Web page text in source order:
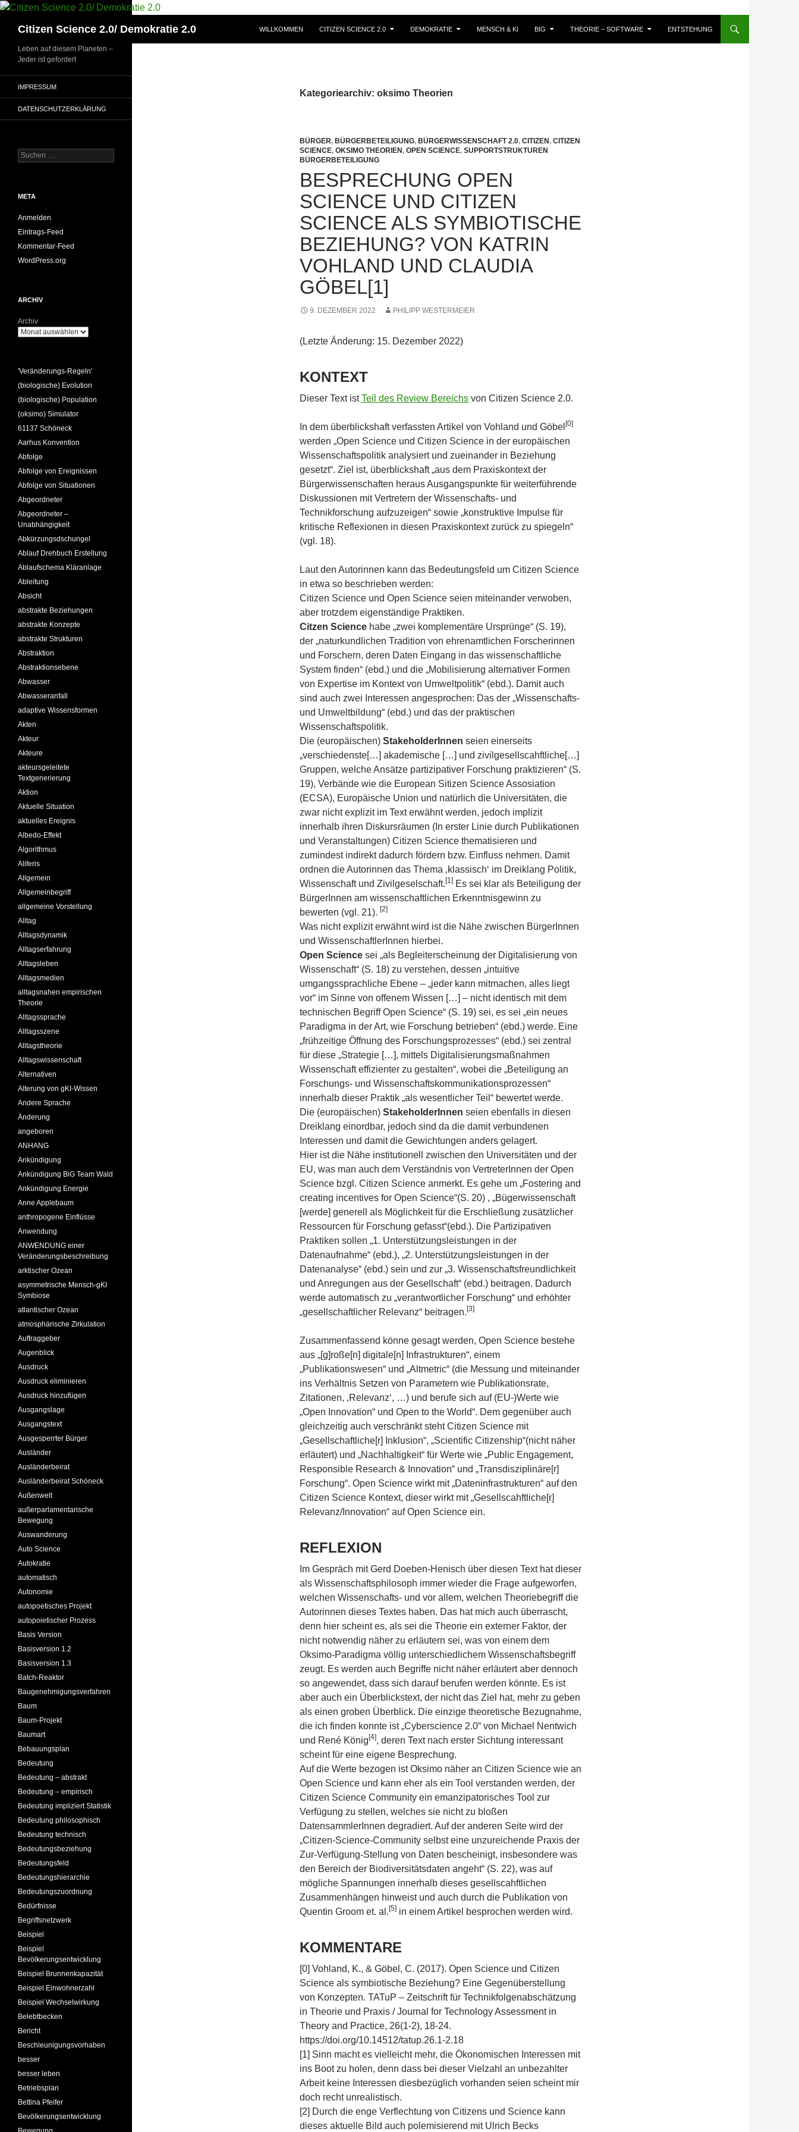
Zum
springenCitizen Science 2.0/ Demokratie 2.0 WILLKOMMEN CITIZEN SCIENCE 2.0 DEMOKRATIE MENSCH & KI BIG THEORIE – SOFTWARE ENTSTEHUNG
Kategoriearchiv: oksimo Theorien
BÜRGER, BÜRGERBETEILIGUNG, BÜRGERWISSENSCHAFT 2.0, CITIZEN, CITIZEN
SCIENCE, OKSIMO THEORIEN, OPEN SCIENCE, SUPPORTSTRUKTUREN
BÜRGERBETEILIGUNG
BESPRECHUNG OPEN
SCIENCE UND CITIZEN
SCIENCE ALS SYMBIOTISCHE
BEZIEHUNG? VON KATRIN
VOHLAND UND CLAUDIA
GÖBEL[1]
9. DEZEMBER 2022 PHILIPP WESTERMEIER
(Letzte Änderung: 15. Dezember 2022)
KONTEXT
Dieser Text istTeil des Review Bereichs von Citizen Science 2.0.
In dem überblickshaft verfassten Artikel von Vohland und Göbel [0]
werden „Open Science und Citizen Science in der europäischen
Wissenschaftspolitik analysiert und zueinander in Beziehung
gesetzt“. Ziel ist, überblickshaft „aus dem Praxiskontext der
Bürgerwissenschaften heraus Ausgangspunkte für weiterführende
Diskussionen mit Vertretern der Wissenschafts- und
Technikforschung aufzuzeigen“ sowie „konstruktive Impulse für
kritische Reflexionen in diesen Praxiskontext zurück zu spiegeln“
(vgl. 18).
Laut den Autorinnen kann das Bedeutungsfeld um Citizen Science
in etwa so beschrieben werden:
Citizen Science und Open Science seien miteinander verwoben,
aber trotzdem eigenständige Praktiken.
Citzen Science habe „zwei komplementäre Ursprünge“ (S. 19),
der „naturkundlichen Tradition von ehrenamtlichen Forscherinnen
und Forschern, deren Daten Eingang in das wissenschaftliche
System finden“ (ebd.) und die „Mobilisierung alternativer Formen
von Expertise im Kontext von Umweltpolitik“ (ebd.). Damit auch
sind auch zwei Interessen angesprochen: Das der „Wissenschafts-
und Umweltbildung“ (ebd.) und das der praktischen
Wissenschaftspolitik.
Die (europäischen) StakeholderInnen seien einerseits
„verschiedenste[…] akademische […] und zivilgesellscahftliche[…]
Gruppen, welche Ansätze partizipativer Forschung praktizieren“ (S.
19), Verbände wie die European Sitizen Science Assosiation
(ECSA), Europäische Union und natürlich die Universitäten, die
zwar nicht explizit im Text erwähnt werden, jedoch implizit
innerhalb ihren Diskursräumen (In erster Linie durch Publikationen
und Veranstaltungen) Citizen Science thematisieren und
zumindest indirekt dadurch fördern bzw. Einfluss nehmen. Damit
ordnen die Autorinnen das Thema ‚klassisch‘ im Dreiklang Politik,
Wissenschaft und Zivilgeselschaft. [1] Es sei klar als Beteiligung der
BürgerInnen am wissenschaftlichen Erkenntnisgewinn zu
bewerten (vgl. 21). [2]
Was nicht explizit erwähnt wird ist die Nähe zwischen BürgerInnen
und WissenschaftlerInnen hierbei.
Open Science sei „als Begleiterscheinung der Digitalisierung von
Wissenschaft“ (S. 18) zu verstehen, dessen „intuitive
umgangssprachliche Ebene – „jeder kann mitmachen, alles liegt
vor“ im Sinne von offenem Wissen […] – nicht identisch mit dem
technischen Begriff Open Science“ (S. 19) sei, es sei „ein neues
Paradigma in der Art, wie Forschung betrieben“ (ebd.) werde. Eine
„frühzeitige Öffnung des Forschungsprozesses“ (ebd.) sei zentral
für diese „Strategie […], mittels Digitalisierungsmaßnahmen
Wissenschaft effizienter zu gestalten“, wobei die „Beteiligung an
Forschungs- und Wissenschaftskommunikationsprozessen“
innerhalb dieser Praktik „als wesentlicher Teil“ bewertet werde.
Die (europäischen) StakeholderInnen seien ebenfalls in diesen
Dreiklang einordbar, jedoch sind da die damit verbundenen
Interessen und damit die Gewichtungen anders gelagert.
Hier ist die Nähe institutionell zwischen den Universitäten und der
EU, was man auch dem Verständnis von VertreterInnen der Open
Science bzgl. Citizen Science anmerkt. Es gehe um „Fostering and
creating incentives for Open Science“(S. 20) , „Bügerwissenschaft
[werde] generell als Möglichkeit für die Erschließung zusätzlicher
Ressourcen für Forschung gefasst“(ebd.). Die Partizipativen
Praktiken sollen „1. Unterstützungsleistungen in der
Datenaufnahme“ (ebd.), „2. Unterstützungsleistungen in der
Datenanalyse“ (ebd.) sein und zur „3. Wissenschaftsfreundlichkeit
und Anregungen aus der Gesellschaft“ (ebd.) beitragen. Dadurch
werde automatisch zu „verantwortlicher Forschung“ und erhöhter
„gesellschaftlicher Relevanz“ beitragen. [3]
Zusammenfassend könne gesagt werden, Open Science bestehe
aus „[g]roße[n] digitale[n] Infrastrukturen“, einem
„Publikationswesen“ und „Altmetric“ (die Messung und miteinander
ins Verhältnis Setzen von Parametern wie Publikationsrate,
Zitationen, ‚Relevanz‘, …) und berufe sich auf (EU-)Werte wie
„Open Innovation“ und Open to the World“. Dem gegenüber auch
gleichzeitig auch verschränkt steht Citizen Science mit
„Gesellschaftliche[r] Inklusion“, „Scientific Citizenship“(nicht näher
erläutert) und „Nachhaltigkeit“ für Werte wie „Public Engagement,
Responsible Research & Innovation“ und „Transdisziplinäre[r]
Forschung“. Open Science wirkt mit „Dateninfrastrukturen“ auf den
Citizen Science Kontext, dieser wirkt mit „Gesellscahftliche[r]
Relevanz/Innovation“ auf Open Science ein.
REFLEXION
Im Gespräch mit Gerd Doeben-Henisch über diesen Text hat dieser
als Wissenschaftsphilosoph immer wieder die Frage aufgeworfen,
welchen Wissenschafts- und vor allem, welchen Theoriebegriff die
Autorinnen dieses Textes haben. Das hat mich auch überrascht,
denn hier scheint es, als sei die Theorie ein externer Faktor, der
nicht notwendig näher zu erläutern sei, was von einem dem
Oksimo-Paradigma völlig unterschiedlichem Wissenschaftsbegriff
zeugt. Es werden auch Begriffe nicht näher erläutert aber dennoch
so angewendet, dass sich darauf berufen werden könnte. Es ist
aber auch ein Überblickstext, der nicht das Ziel hat, mehr zu geben
als einen groben Überblick. Die einzige theoretische Bezugnahme,
die ich finden konnte ist „Cyberscience 2.0“ von Michael Nentwich
und René König [4], deren Text nach erster Sichtung interessant
scheint für eine eigene Besprechung.
Auf die Werte bezogen ist Oksimo näher an Citizen Science wie an
Open Science und kann eher als ein Tool verstanden werden, der
Citizen Science Community ein emanzipatorisches Tool zur
Verfügung zu stellen, welches sie nicht zu bloßen
DatensammlerInnen degradiert. Auf der anderen Seite wird der
„Citizen­-Science­-Community selbst eine unzureichende Praxis der
Zur­-Verfügung-­Stellung von Daten bescheinigt, insbesondere was
den Bereich der Biodiversitätsdaten angeht“ (S. 22), was auf
mögliche Spannungen innerhalb dieses gesellscahftlichen
Zusammenhängen hinweist und auch durch die Publikation von
Quentin Groom et. al. [5] in einem Artikel besprochen werden wird.
KOMMENTARE
[0] Vohland, K., & Göbel, C. (2017). Open Science und Citizen
Science als symbiotische Beziehung? Eine Gegenüberstellung
von Konzepten. TATuP – Zeitschrift für Technikfolgenabschätzung
in Theorie und Praxis / Journal for Technology Assessment in
Theory and Practice, 26(1-2), 18-24.
https://doi.org/10.14512/tatup.26.1-2.18
[1] Sinn macht es vielleicht mehr, die Ökonomischen Interessen mit
ins Boot zu holen, denn dass bei dieser Vielzahl an unbezahlter
Arbeit keine Interessen diesbezüglich vorhanden seien scheint mir
doch recht unrealistisch.
[2] Durch die enge Verflechtung von Citizens und Science kann
dieses aktuelle Bild auch polemisierend mit Ulrich Becks
Leben auf diesem Planeten –
Jeder ist gefordert
IMPRESSUM
DATENSCHUTZERKLÄRUNG
Suchen
nach:
META
Anmelden
Eintrags-Feed
Kommentar-Feed
WordPress.org
ARCHIV
Archiv
'Veränderungs-Regeln'
(biologische) Evolution
(biologische) Population
(oksimo) Simulator
61137 Schöneck
Aarhus Konvention
Abfolge
Abfolge von Ereignissen
Abfolge von Situationen
Abgeordneter
Abgeordneter –
Unabhängigkeit
Abkürzungsdschungel
Ablauf Drehbuch Erstellung
Ablaufschema Kläranlage
Ableitung
Absicht
abstrakte Beziehungen
abstrakte Konzepte
abstrakte Strukturen
Abstraktion
Abstraktionsebene
Abwasser
Abwasseranfall
adaptive Wissensformen
Akten
Akteur
Akteure
akteursgeleitete
Textgenerierung
Aktion
Aktuelle Situation
aktuelles Ereignis
Albedo-Effekt
Algorithmus
Aliferis
Allgemein
Allgemeinbegriff
allgemeine Vorstellung
Alltag
Alltagsdynamik
Alltagserfahrung
Alltagsleben
Alltagsmedien
alltagsnahen empirischen
Theorie
Alltagssprache
Alltagsszene
Alltagstheorie
Alltagswissenschaft
Alternativen
Alterung von gKI-Wissen
Andere Sprache
Änderung
angeboren
ANHANG
Ankündigung
Ankündigung BiG Team Wald
Ankündigung Energie
Anne Applebaum
anthropogene Einflüsse
Anwendung
ANWENDUNG einer
Veränderungsbeschreibung
arktischer Ozean
asymmetrische Mensch-gKI
Symbiose
atlantischer Ozean
atmosphärische Zirkulation
Auftraggeber
Augenblick
Ausdruck
Ausdruck eliminieren
Ausdruck hinzufügen
Ausgangslage
Ausgangstext
Ausgesperrter Bürger
Ausländer
Ausländerbeirat
Ausländerbeirat Schöneck
Außenwelt
außerparlamentarische
Bewegung
Auswanderung
Auto Science
Autokratie
automatisch
Autonomie
autopoetisches Projekt
autopoietischer Prozess
Basis Version
Basisversion 1.2
Basisversion 1.3
Batch-Reaktor
Baugenehmigungsverfahren
Baum
Baum-Projekt
Baumart
Bebauungsplan
Bedeutung
Bedeutung – abstrakt
Bedeutung – empirisch
Bedeutung impliziert Statistik
Bedeutung philosophisch
Bedeutung technisch
Bedeutungsbeziehung
Bedeutungsfeld
Bedeutungshierarchie
Bedeutungszuordnung
Bedürfnisse
Begriffsnetzwerk
Beispiel
Beispiel
Bevölkerungsentwicklung
Beispiel Brunnenkapazität
Beispiel Einwohnerzahl
Beispiel Wechselwirkung
Belebtbecken
Bericht
Beschleunigungsvorhaben
besser
besser leben
Betriebsplan
Bettina Pfeifer
Bevölkerungsentwicklung